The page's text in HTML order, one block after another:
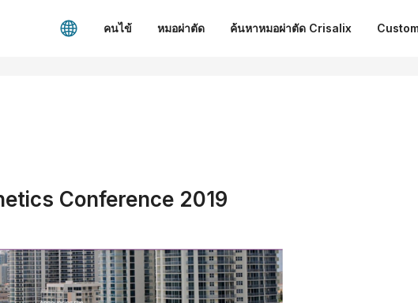
คนไข้ หมอผ่าตัด ค้นหาหมอผ่าตัด Crisalix
Conference 2019